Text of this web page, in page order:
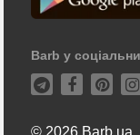
Barb у
© 2026 Barb.ua